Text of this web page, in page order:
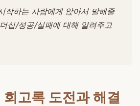
작하는 사람에게 앉아서 말해줄
십/성공/실패에 대해 알려주고
고록 도전과 해결